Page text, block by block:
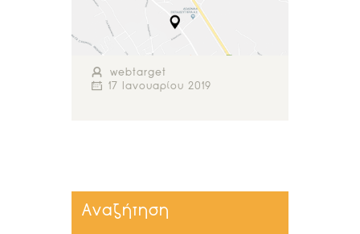
webtarget
17 Ιανουαρίου 2019
Αναζήτηση